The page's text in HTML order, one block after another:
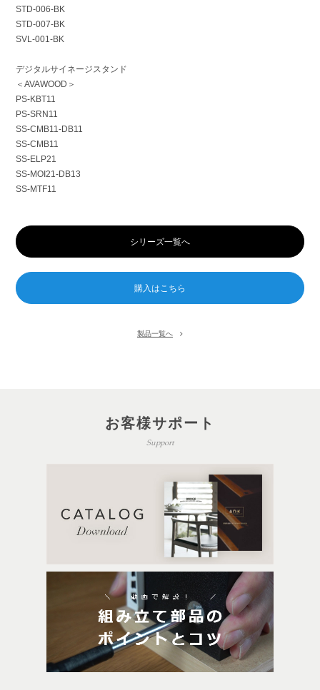
STD-006-BK
STD-007-BK
SVL-001-BK
デジタルサイネージスタンド
＜AVAWOOD＞
PS-KBT11
PS-SRN11
SS-CMB11-DB11
SS-CMB11
SS-ELP21
SS-MOI21-DB13
SS-MTF11
シリーズ一覧へ
製品一覧へ
お客様サポート
Support